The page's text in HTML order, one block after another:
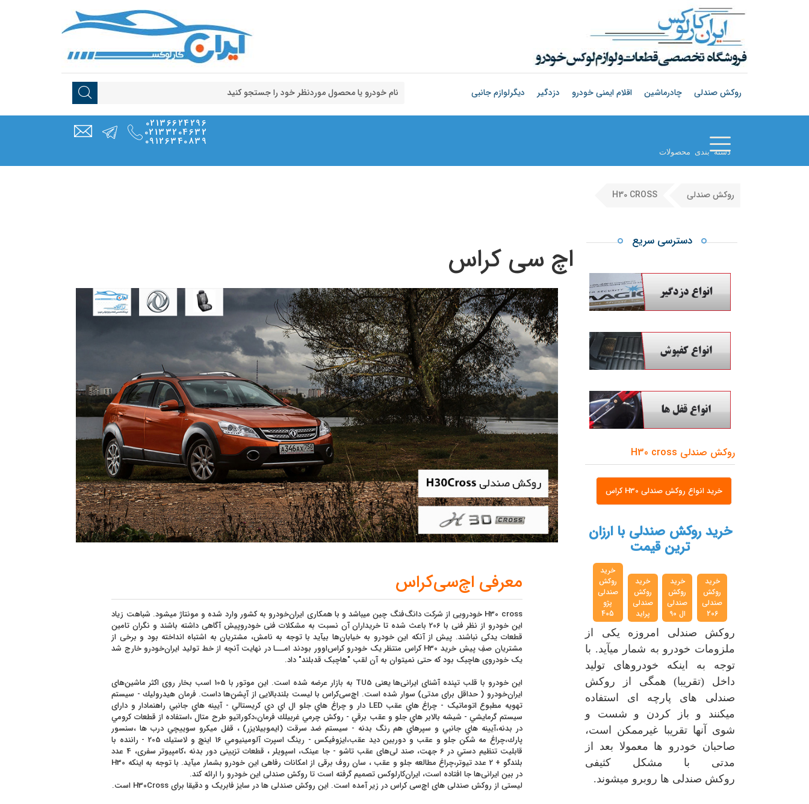
روکش صندلی چادرماشین اقلام ایمنی خودرو دزدگیر دیگرلوازم جانبی
دسته بندی محصولات
02136624296
02133204632
09126340839
روکش صندلی H30 CROSS
دسترسی سریع
روکش صندلی H30 cross
خرید انواع روکش صندلی H30 کراس
خرید روکش صندلی با ارزان
ترین قیمت
خرید
روکش
صندلی
206
خرید
روکش
صندلی
ال 90
خرید
روکش
صندلی
پراید
خرید
روکش
صندلی
پژو
405
روکش صندلی امروزه یکی از
ملزومات خودرو به شمار میآید. با
توجه به اینکه خودروهای تولید
داخل (تقریبا) همگی از روکش
صندلی های پارچه ای استفاده
میکنند و باز کردن و شست و
شوی آنها تقریبا غیرممکن است،
صاحبان خودرو ها معمولا بعد از
مدتی با مشکل کثیفی
روکش صندلی ها روبرو میشوند.
اچ‌ سی‌ کراس
معرفی اچ‌سی‌کراس
H30 cross خودرویی از شرکت دانگ‌فنگ چین میباشد و با همکاری ایران‌خودرو به کشور وارد شده و مونتاژ میشود. شباهت زیاد
این خودرو از نظر فنی با 206 باعث شده تا خریداران آن نسبت به مشکلات فنی خودروپیش آگاهی داشته باشند و نگران تامین
قطعات یدکی نباشند. پیش از آنکه این خودرو به خیابان‌ها بیآید با توجه به نامش، مشتریان به اشتباه انداخته بود و برخی از
مشتریان صفِ پیش خرید H30 کراس منتظر یک خودرو کراس‌اوور بودند امـــا در نهایت آنچه از خط تولید ایران‌خودرو خارج شد
یک خودروی هاچبک بود که حتی نمیتوان به آن لقب "هاچبک قدبلند" داد.
این خودرو با قلب تپنده آشنای ایرانی‌ها یعنی TU5 به بازار عرضه شده است. این موتور با 105 اسب بخار روی اکثر ماشین‌های
ایران‌خودرو ( حداقل برای مدتی) سوار شده است. اچ‌سی‌کراس با لیست بلندبالایی از آپشن‌ها داست. فرمان هيدروليك - سيستم
تهويه مطبوع اتوماتيک - چراغ هاي عقب LED دار و چراغ هاي جلو ال اي دي كريستالي - آيينه هاي جانبي راهنمادار و دارای
سيستم گرمايشي - شيشه بالابر هاي جلو و عقب برقي - روكش چرمي غربيلك فرمان،دكوراتيو طرح متال ،استفاده از قطعات كرومي
در بدنه،آيينه هاي جانبي و سپرهاي هم رنگ بدنه - سيستم ضد سرقت (ايموبيلايزر) ، قفل ميكرو سوييچي درب ها ،سنسور
پارك،چراغ مه شكن جلو و عقب و دوربين ديد عقب،ايزوفيكس - رينگ اسپرت آلومينيومي 16 اينچ و لاستيك 205 - راننده با
قابليت تنظيم دستي در 6 جهت، صند لی‌های عقب تاشو - جا عينک، اسپويلر ، قطعات تزيينی دور بدنه ،كامپيوتر سفری، 4 عدد
بلندگو + 2 عدد تيوتر،چراغ مطالعه جلو و عقب ، سان روف برقی از امکانات رفاهی این خودرو بشمار میآید. با توجه به اینکه H30
در بین ایرانی‌ها جا افتاده است، ایران‌کارلوکس تصمیم گرفته است تا روکش صندلی این خودرو را ارائه کند.
لیستی از روکش صندلی های اچ‌سی کراس در زیر آمده است. این روکش صندلی ها در سایز فابریک و دقیقا برای H30Cross است.